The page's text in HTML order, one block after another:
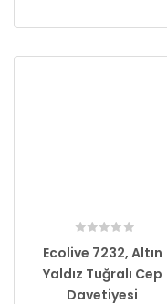
Ecolive 7232, Altın
Yaldız Tuğralı Cep
Davetiyesi